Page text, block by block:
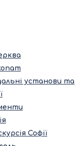
установи та
Софії